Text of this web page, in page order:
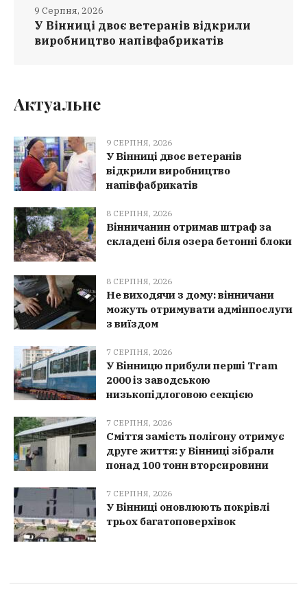
У Вінниці двоє ветеранів відкрили
виробництво напівфабрикатів
9 Серпня, 2026
Актуальне
9 СЕРПНЯ, 2026
У Вінниці двоє ветеранів
відкрили виробництво
напівфабрикатів
8 СЕРПНЯ, 2026
Вінничанин отримав штраф за
складені біля озера бетонні блоки
8 СЕРПНЯ, 2026
Не виходячи з дому: вінничани
можуть отримувати адмінпослуги
з виїздом
7 СЕРПНЯ, 2026
У Вінницю прибули перші Tram
2000 із заводською
низькопідлоговою секцією
7 СЕРПНЯ, 2026
Сміття замість полігону отримує
друге життя: у Вінниці зібрали
понад 100 тонн вторсировини
7 СЕРПНЯ, 2026
У Вінниці оновлюють покрівлі
трьох багатоповерхівок